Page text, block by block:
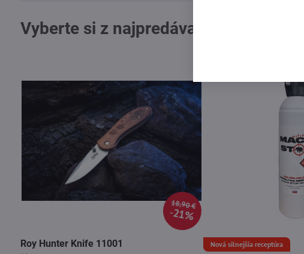
Vyberte si z najpredávanejších
18,90 €
21%
Roy Hunter Knife 11001 Nová silnejšia receptúra